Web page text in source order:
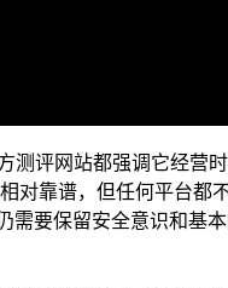
测评网站都强调它经营
对靠谱，但任何平台都
需要保留安全意识和基